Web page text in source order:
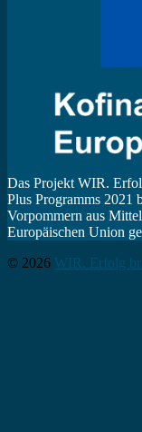
Das Projekt WIR.
Plus Programms 2021
Vorpommern aus
Europäischen Union
© 2026 WIR. Erfolg